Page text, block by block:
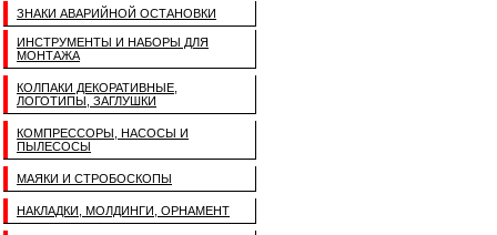
ЗНАКИ АВАРИЙНОЙ ОСТАНОВКИ
ИНСТРУМЕНТЫ И НАБОРЫ ДЛЯ
МОНТАЖА
КОЛПАКИ ДЕКОРАТИВНЫЕ,
ЛОГОТИПЫ, ЗАГЛУШКИ
КОМПРЕССОРЫ, НАСОСЫ И
ПЫЛЕСОСЫ
МАЯКИ И СТРОБОСКОПЫ
НАКЛАДКИ, МОЛДИНГИ, ОРНАМЕНТ